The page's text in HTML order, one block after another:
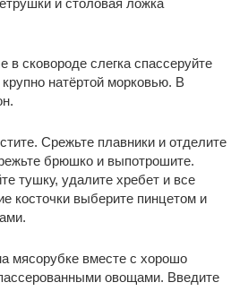
в сковороде слегка спассеруйте
натёртой морковью. В
Срежьте плавники и отделите
брюшко и выпотрошите.
тушку, удалите хребет и все
косточки выберите пинцетом и
мясорубке вместе с хорошо
овощами. Введите